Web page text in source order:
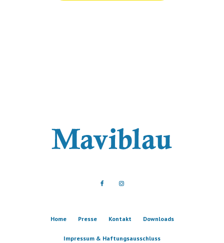
Home Presse Kontakt Downloads
Impressum & Haftungsausschluss